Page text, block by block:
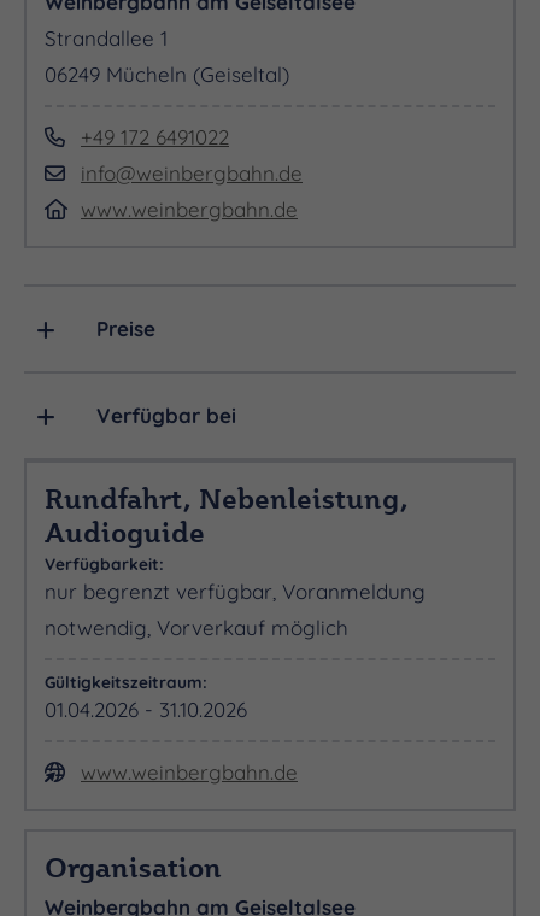
"Goldener Steiger" können Sie verweilen und die
Aussicht bei einem Glas Saale-Unstrut Wein
Eine Fahrt dauert ca. 20 Minuten (es kann auch zu
Verzögerungen kommen). Es können bis zu 54
Weinbergbahn hält am Weinberg nur zum Ein-
Mücheln. Ein Ausstieg an der Bedarfshaltestelle
Mücheln und am Parkplatz Strand Stöbnitz, finden
sich Parkmöglichkeiten für Busse.
Strandallee 1
06249 Mücheln (Geiseltal)
+49 172 6491022
info@weinbergbahn.de
www.weinbergbahn.de
Preise
Verfügbar bei
Rundfahrt, Nebenleistung,
Audioguide
Verfügbarkeit:
nur begrenzt verfügbar, Voranmeldung
notwendig, Vorverkauf möglich
Gültigkeitszeitraum:
01.04.2026 - 31.10.2026
www.weinbergbahn.de
Organisation
Weinbergbahn am Geiseltalsee